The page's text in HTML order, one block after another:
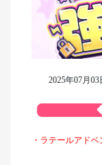
2025年07月03
・ラテールアド